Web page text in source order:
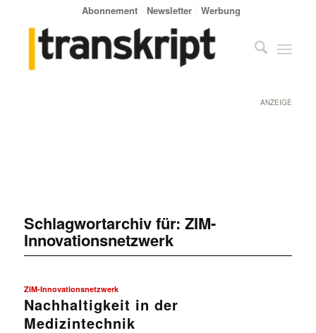
Abonnement Newsletter Werbung
ANZEIGE
Schlagwortarchiv für: ZIM-
Innovationsnetzwerk
ZIM-Innovationsnetzwerk
Nachhaltigkeit in der
Medizintechnik